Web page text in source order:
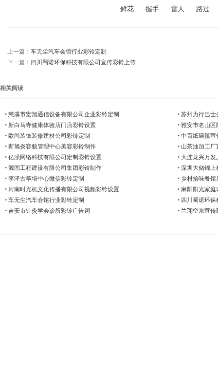
鲜花 握手 雷人 路过
上一篇： 车无尘汽车会馆行业彩铃定制
下一篇： 四川蜀诺环保科技有限公司宣传彩铃上传
相关阅读
• 慈溪市宏旭通信设备有限公司企业彩铃定制 • 苏州力行巴士
• 新白马寺健康体验店门店彩铃设置 • 雅安市名山区
• 欧尚装饰装修建材公司彩铃定制 • 中百纸碗筷宣
• 靳旭炎容貌管理中心美容彩铃制作 • 山茶油加工
• 亿潆网络科技有限公司定制彩铃设置 • 大连龙兴万
• 源固工程建设有限公司集团彩铃制作 • 深圳大储锦上
• 李泽古筝培中心微信彩铃定制 • 乡村拾味餐
• 河南时光机文化传播有限公司视频彩铃设置 • 麻阳阳光家
• 车无尘汽车会馆行业彩铃定制 • 四川蜀诺环
• 吉安市针灸学会诊所彩铃广告词 • 兰翔空乘宣传